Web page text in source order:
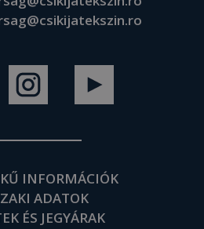
INFORMÁCIÓK
ADATOK
ÉS JEGYÁRAK